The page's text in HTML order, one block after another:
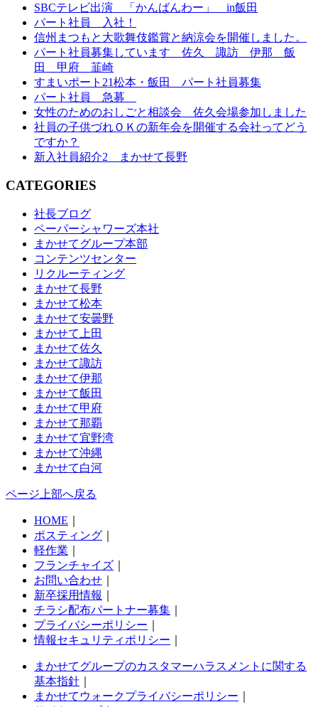
SBCテレビ出演 「かんばんわー」 in飯田
パート社員 入社！
信州まつもと大歌舞伎鑑賞と納涼会を開催しました。
パート社員募集しています 佐久 諏訪 伊那 飯
田 甲府 韮崎
すまいポート21松本・飯田 パート社員募集
パート社員 急募
女性のためのおしごと相談会 佐久会場参加しました
社員の子供づれＯＫの新年会を開催する会社ってどう
ですか？
新入社員紹介2 まかせて長野
CATEGORIES
社長ブログ
ペーパーシャワーズ本社
まかせてグループ本部
コンテンツセンター
リクルーティング
まかせて長野
まかせて松本
まかせて安曇野
まかせて上田
まかせて佐久
まかせて諏訪
まかせて伊那
まかせて飯田
まかせて甲府
まかせて那覇
まかせて宜野湾
まかせて沖縄
まかせて白河
ページ上部へ戻る
HOME
ポスティング
軽作業
フランチャイズ
お問い合わせ
新卒採用情報
チラシ配布パートナー募集
プライバシーポリシー
情報セキュリティポリシー
まかせてグループのカスタマーハラスメントに関する
基本指針
まかせてウォークプライバシーポリシー